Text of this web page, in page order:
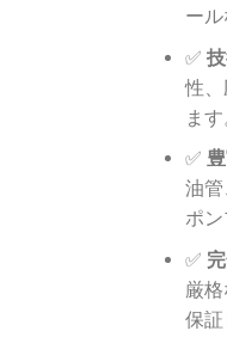
ー
✅
性
ます
✅
油管
ポン
✅
厳
保証